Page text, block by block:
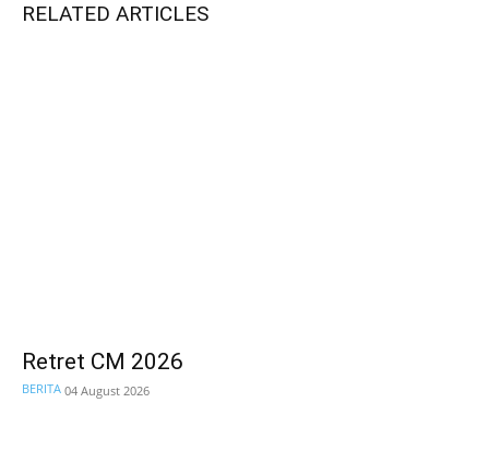
RELATED ARTICLES
Retret CM 2026
BERITA 04 August 2026